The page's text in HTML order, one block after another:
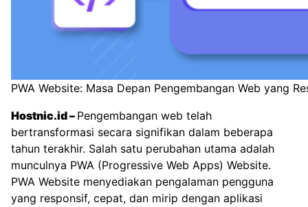
PWA Website: Masa Depan Pengembangan Web yang
Hostnic.id– Pengembangan web telah
bertransformasi secara signifikan dalam beberapa
tahun terakhir. Salah satu perubahan utama adalah
munculnya PWA (Progressive Web Apps) Website.
PWA Website menyediakan pengalaman pengguna
yang responsif, cepat, dan mirip dengan aplikasi